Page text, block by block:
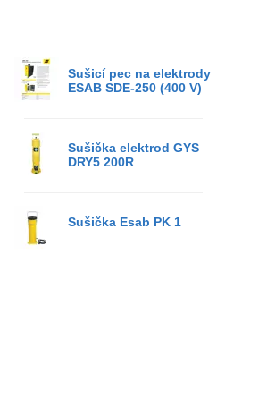
Sušicí pec na elektrody
ESAB SDE-250 (400 V)
Sušička elektrod GYS
DRY5 200R
Sušička Esab PK 1